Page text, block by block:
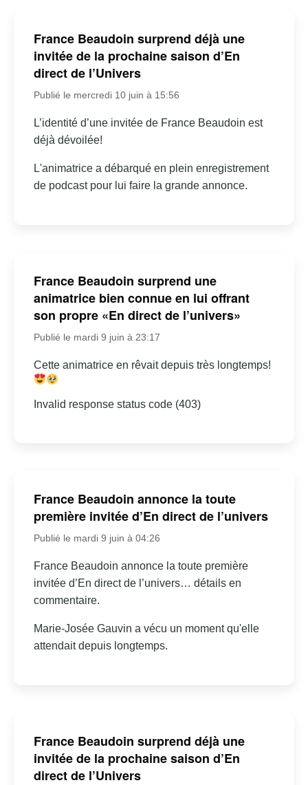
France Beaudoin surprend déjà une
invitée de la prochaine saison d’En
direct de l’Univers
Publié le mercredi 10 juin à 15:56
L’identité d’une invitée de France Beaudoin est
déjà dévoilée!
L'animatrice a débarqué en plein enregistrement
de podcast pour lui faire la grande annonce.
France Beaudoin surprend une
animatrice bien connue en lui offrant
son propre «En direct de l’univers»
Publié le mardi 9 juin à 23:17
Cette animatrice en rêvait depuis très longtemps!
Invalid response status code (403)
France Beaudoin annonce la toute
première invitée d’En direct de l’univers
Publié le mardi 9 juin à 04:26
France Beaudoin annonce la toute première
invitée d’En direct de l’univers… détails en
commentaire.
Marie-Josée Gauvin a vécu un moment qu'elle
attendait depuis longtemps.
France Beaudoin surprend déjà une
invitée de la prochaine saison d’En
direct de l’Univers